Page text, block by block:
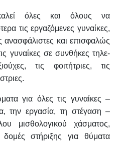
όλες και όλους να
τις εργαζόμενες γυναίκες,
ανασφάλιστες και επισφαλώς
γυναίκες σε συνθήκες τηλε-
τις φοιτήτριες, τις
για όλες τις γυναίκες –
την εργασία, τη στέγαση –
μισθολογικού χάσματος,
στήριξης για θύματα